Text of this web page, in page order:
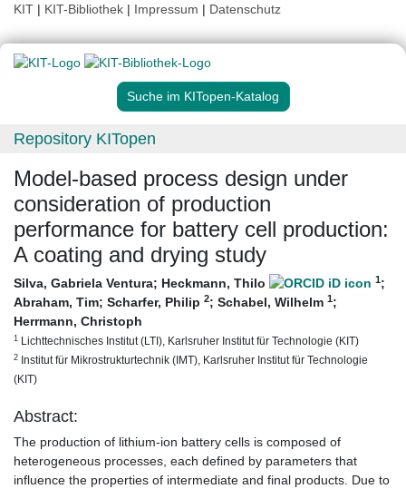
KIT | KIT-Bibliothek | Impressum | Datenschutz
Suche im KITopen-Katalog
Repository KITopen
Model-based process design under
consideration of production
performance for battery cell production:
A coating and drying study
Silva, Gabriela Ventura; Heckmann, Thilo 1;
Abraham, Tim; Scharfer, Philip 2; Schabel, Wilhelm 1;
Herrmann, Christoph
1 Lichttechnisches Institut (LTI), Karlsruher Institut für Technologie (KIT)
2 Institut für Mikrostrukturtechnik (IMT), Karlsruher Institut für Technologie
(KIT)
Abstract:
The production of lithium-ion battery cells is composed of
heterogeneous processes, each defined by parameters that
influence the properties of intermediate and final products. Due to